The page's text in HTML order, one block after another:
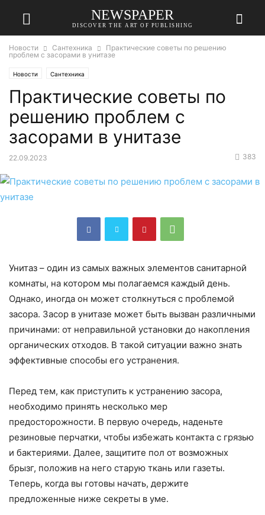
NEWSPAPER
DISCOVER THE ART OF PUBLISHING
Новости Сантехника
Практические советы по решению
проблем с засорами в унитазе
Новости Сантехника
Практические советы по
решению проблем с
засорами в унитазе
22.09.2023 383
Унитаз – один из самых важных элементов санитарной
комнаты, на котором мы полагаемся каждый день.
Однако, иногда он может столкнуться с проблемой
засора. Засор в унитазе может быть вызван различными
причинами: от неправильной установки до накопления
органических отходов. В такой ситуации важно знать
эффективные способы его устранения.
Перед тем, как приступить к устранению засора,
необходимо принять несколько мер
предосторожности. В первую очередь, наденьте
резиновые перчатки, чтобы избежать контакта с грязью
и бактериями. Далее, защитите пол от возможных
брызг, положив на него старую ткань или газеты.
Теперь, когда вы готовы начать, держите
предложенные ниже секреты в уме.